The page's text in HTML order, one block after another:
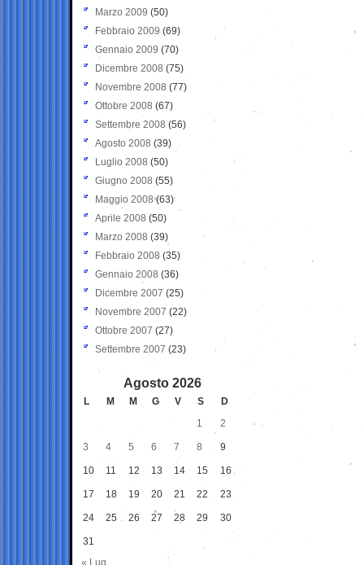
Marzo 2009 (50)
Febbraio 2009 (69)
Gennaio 2009 (70)
Dicembre 2008 (75)
Novembre 2008 (77)
Ottobre 2008 (67)
Settembre 2008 (56)
Agosto 2008 (39)
Luglio 2008 (50)
Giugno 2008 (55)
Maggio 2008(63)
Aprile 2008 (50)
Marzo 2008 (39)
Febbraio 2008 (35)
Gennaio 2008 (36)
Dicembre 2007 (25)
Novembre 2007 (22)
Ottobre 2007 (27)
Settembre 2007 (23)
Agosto 2026
L M M G V S
D
1
2
3 4 5 6 7 8 9
10 11 12 13 14 15 16
17 18 19 20 21 22 23
24 25 26 27 28 29 30
31
« Lug